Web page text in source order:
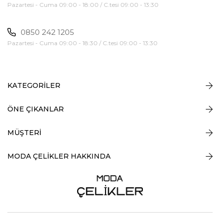
Pazartesi - Cuma 09:00 - 18:00 / C.tesi 09:00 - 13:30
0850 242 1205
Pazartesi - Cuma 09:00 - 18:30 / C.tesi 09:00 - 13:30
KATEGORİLER
ÖNE ÇIKANLAR
MÜŞTERİ
MODA ÇELİKLER HAKKINDA